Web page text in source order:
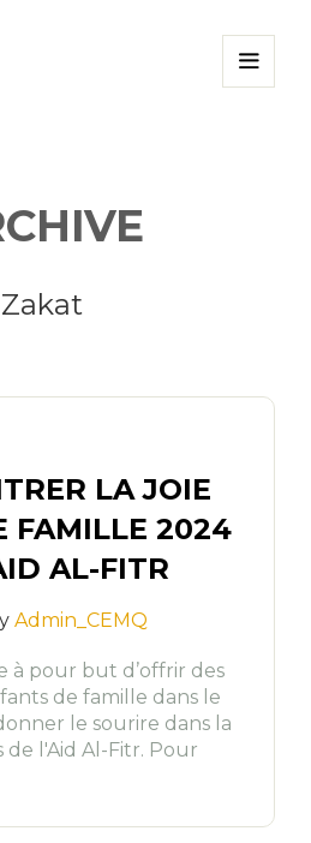
Zakat
LA JOIE
FAMILLE 2024
AL-FITR
Admin_CEMQ
à pour but d’offrir des
de famille dans le
le sourire dans la
l'Aid Al-Fitr. Pour